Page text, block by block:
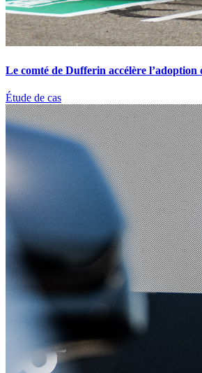
Le comté de Dufferin accélère
Étude de cas